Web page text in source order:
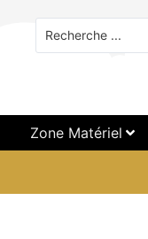
Zone Matériel